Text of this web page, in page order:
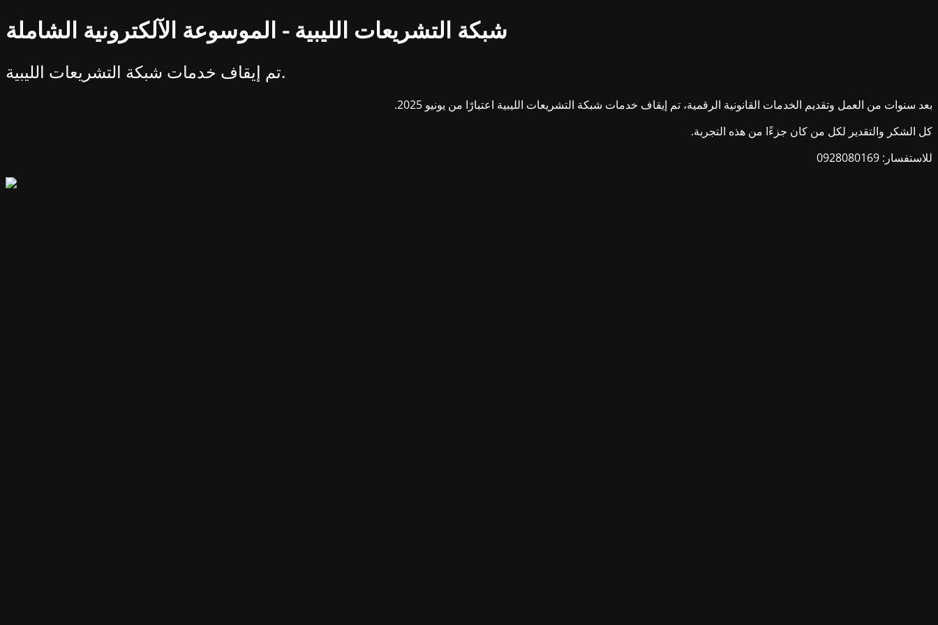
شبكة التشريعات الليبية - الموسوعة الآلكترونية الشاملة
تم إيقاف خدمات شبكة التشريعات الليبية.
بعد سنوات من العمل وتقديم الخدمات القانونية الرقمية، تم إيقاف خدمات شبكة التشريعات الليبية اعتبارًا من يونيو 2025.
كل الشكر والتقدير لكل من كان جزءًا من هذه التجربة.
للاستفسار: 0928080169